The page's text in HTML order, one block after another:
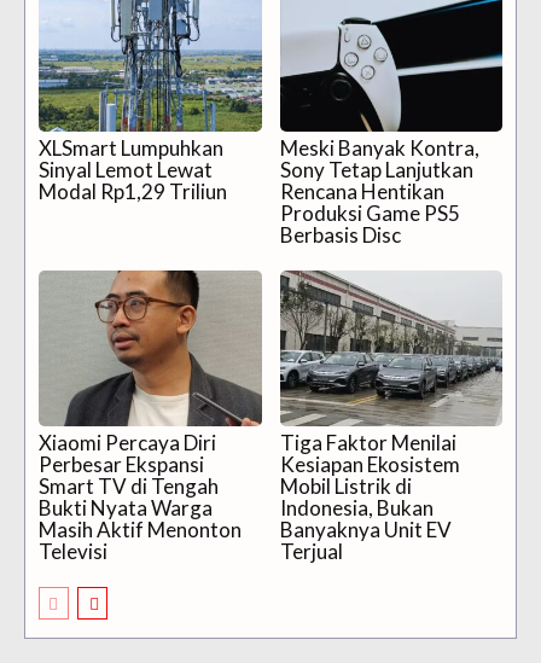
XLSmart Lumpuhkan
Sinyal Lemot Lewat
Modal Rp1,29 Triliun
Meski Banyak Kontra,
Sony Tetap Lanjutkan
Rencana Hentikan
Produksi Game PS5
Berbasis Disc
Xiaomi Percaya Diri
Perbesar Ekspansi
Smart TV di Tengah
Bukti Nyata Warga
Masih Aktif Menonton
Televisi
Tiga Faktor Menilai
Kesiapan Ekosistem
Mobil Listrik di
Indonesia, Bukan
Banyaknya Unit EV
Terjual